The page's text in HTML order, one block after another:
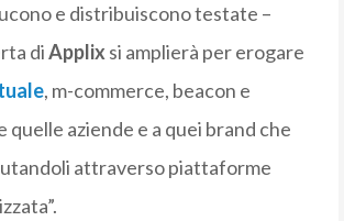
e distribuiscono testate –
diApplix si amplierà per erogare
, m-commerce, beacon e
aziende e a quei brand che
attraverso piattaforme